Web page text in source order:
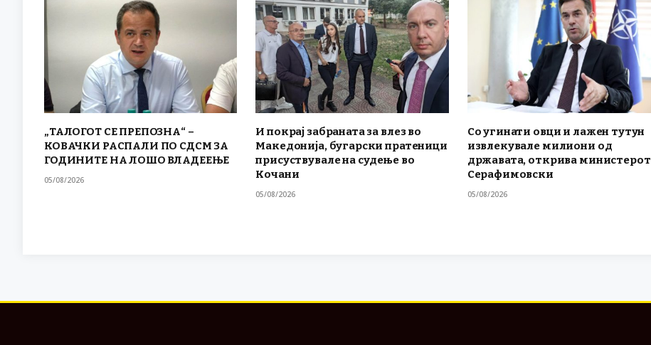
„ТАЛОГОТ СЕ ПРЕПОЗНА“ –
КОВАЧКИ РАСПАЛИ ПО СДСМ ЗА
ГОДИНИТЕ НА ЛОШО ВЛАДЕЕЊЕ
05/08/2026
И покрај забраната за влез во
Македонија, бугарски пратеници
присуствувале на судење во
Кочани
05/08/2026
Со угинати овци и лажен тутун
извлекувале милиони од
државата, открива министерот
Серафимовски
05/08/2026